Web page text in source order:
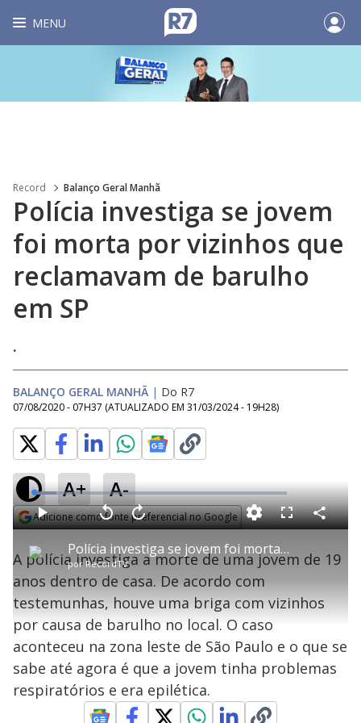
MENU
Record Balanço Geral Manhã
Polícia investiga se jovem
foi morta por vizinhos que
reclamavam de barulho
em SP
.
BALANÇO GERAL MANHÃ | Do R7
07/08/2020 - 07H37 (ATUALIZADO EM 31/03/2024 - 19H28)
A+ A-
Adicione como fonte preferencial no Google
P
l
a
y
Polícia investiga se jovem foi morta por vizinhos que reclamavam de barulho em SP
por RecordTV
P V
a
r
1
0
g
n
d
A
n
ç
a
1
s
e
u
n
o
s
L
o
a
d
e
8
9
0
%
F
l
s
c
n
C
o
a
r
a
A polícia investiga a morte de uma jovem de 19
anos dentro de casa. De acordo com
testemunhas, houve uma briga com vizinhos
por causa de barulho no local. O caso
aconteceu na zona leste de São Paulo e o que se
sabe até agora é que a jovem tinha problemas
respiratórios e era epilética.